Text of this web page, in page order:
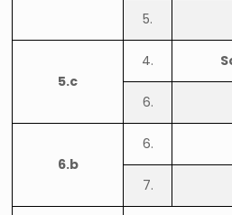
5.
5.c
4.
6.
6.b
6.
7.